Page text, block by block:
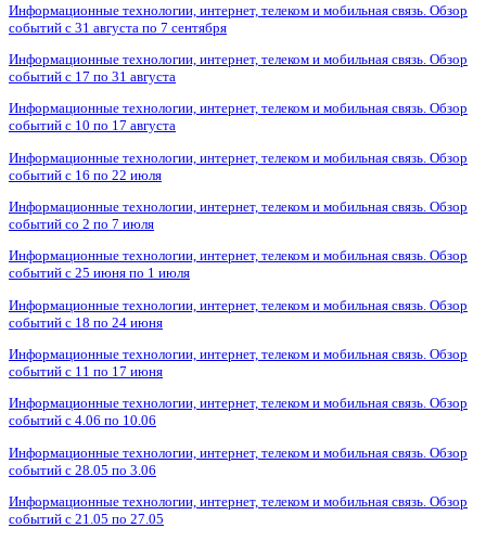
Информационные технологии, интернет, телеком и мобильная связь. Обзор
событий с 31 августа по 7 сентября
Информационные технологии, интернет, телеком и мобильная связь. Обзор
событий с 17 по 31 августа
Информационные технологии, интернет, телеком и мобильная связь. Обзор
событий с 10 по 17 августа
Информационные технологии, интернет, телеком и мобильная связь. Обзор
событий с 16 по 22 июля
Информационные технологии, интернет, телеком и мобильная связь. Обзор
событий со 2 по 7 июля
Информационные технологии, интернет, телеком и мобильная связь. Обзор
событий с 25 июня по 1 июля
Информационные технологии, интернет, телеком и мобильная связь. Обзор
событий с 18 по 24 июня
Информационные технологии, интернет, телеком и мобильная связь. Обзор
событий с 11 по 17 июня
Информационные технологии, интернет, телеком и мобильная связь. Обзор
событий с 4.06 по 10.06
Информационные технологии, интернет, телеком и мобильная связь. Обзор
событий с 28.05 по 3.06
Информационные технологии, интернет, телеком и мобильная связь. Обзор
событий с 21.05 по 27.05